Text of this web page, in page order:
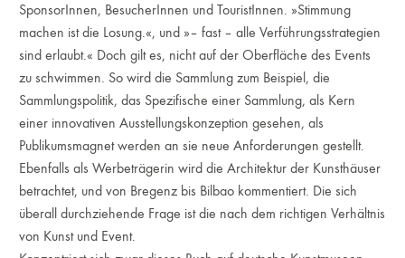
SponsorInnen, BesucherInnen und TouristInnen. »Stimmung
machen ist die Losung.«, und »– fast – alle Verführungsstrategien
sind erlaubt.« Doch gilt es, nicht auf der Oberfläche des Events
zu schwimmen. So wird die Sammlung zum Beispiel, die
Sammlungspolitik, das Spezifische einer Sammlung, als Kern
einer innovativen Ausstellungskonzeption gesehen, als
Publikumsmagnet werden an sie neue Anforderungen gestellt.
Ebenfalls als Werbeträgerin wird die Architektur der Kunsthäuser
betrachtet, und von Bregenz bis Bilbao kommentiert. Die sich
überall durchziehende Frage ist die nach dem richtigen Verhältnis
von Kunst und Event.